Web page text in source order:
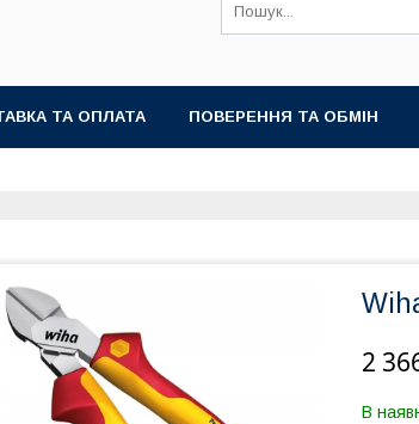
ТА ОПЛАТА ПОВЕРЕННЯ ТА ОБМІН
2
В